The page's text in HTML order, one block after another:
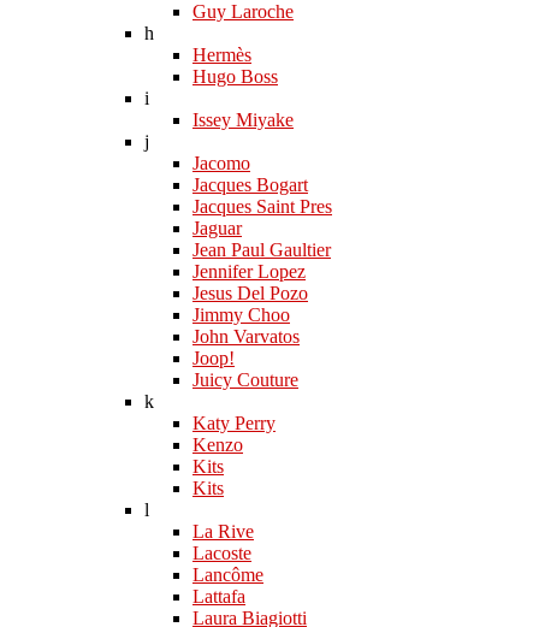
Guy Laroche
h
Hermès
Hugo Boss
i
Issey Miyake
j
Jacomo
Jacques Bogart
Jacques Saint Pres
Jaguar
Jean Paul Gaultier
Jennifer Lopez
Jesus Del Pozo
Jimmy Choo
John Varvatos
Joop!
Juicy Couture
k
Katy Perry
Kenzo
Kits
Kits
l
La Rive
Lacoste
Lancôme
Lattafa
Laura Biagiotti